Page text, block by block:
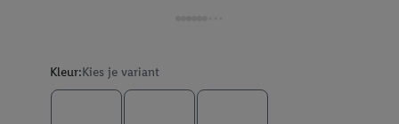
Kleur:Kies je variant